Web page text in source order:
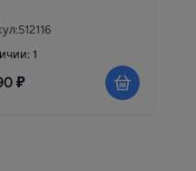
1
₽